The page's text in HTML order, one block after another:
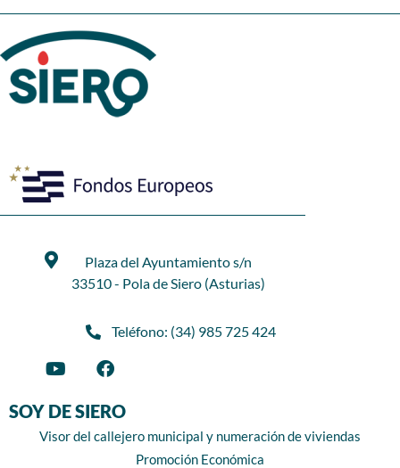
Plaza del Ayuntamiento s/n
33510 - Pola de Siero (Asturias)
Teléfono: (34) 985 725 424
SOY DE SIERO
Visor del callejero municipal y numeración de viviendas
Promoción Económica